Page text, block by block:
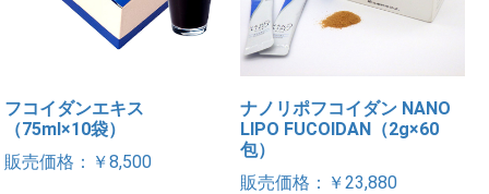
フコイダンエキス
（75ml×10袋）
販売価格：￥8,500
ナノリポフコイダン NANO
LIPO FUCOIDAN（2g×60
包）
販売価格：￥23,880